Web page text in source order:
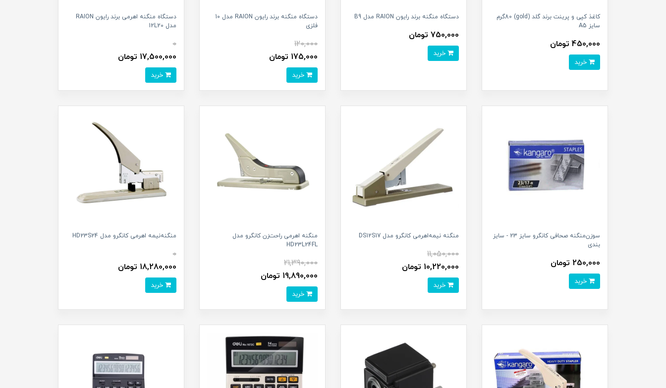
کاغذ کپی و پرینت برند گلد (gold) 80گرم
سایز A5
450,000 تومان
دستگاه منگنه برند رایون RAION مدل B9
750,000 تومان
دستگاه منگنه برند رایون RAION مدل 10
فلزی
120,000
175,000 تومان
دستگاه منگنه اهرمی برند رایون RAION
مدل 12L20
0
17,500,000 تومان
سوزن‌منگنه صحافی کانگرو سایز 23 - سایز
بندی
250,000 تومان
منگنه نیمه‌اهرمی کانگرو مدل DS12S17
11,050,000
10,220,000 تومان
منگنه اهرمی راحت‌زن کانگرو مدل
HD23L24FL
21,390,000
19,890,000 تومان
منگنه‌نیمه اهرمی کانگرو مدل HD23S24
0
18,280,000 تومان